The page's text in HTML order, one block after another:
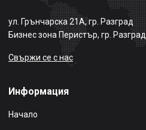
ул. Грънчарска 21А, гр. Разград
Бизнес зона Перистър, гр. Разград
Свържи се с нас
Информация
Начало